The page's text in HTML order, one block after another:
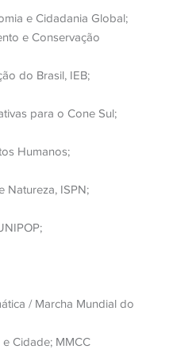
e Cidadania Global;
e Conservação
do Brasil, IEB;
para o Cone Sul;
Humanos;
Natureza, ISPN;
/ Marcha Mundial do
Cidade; MMCC